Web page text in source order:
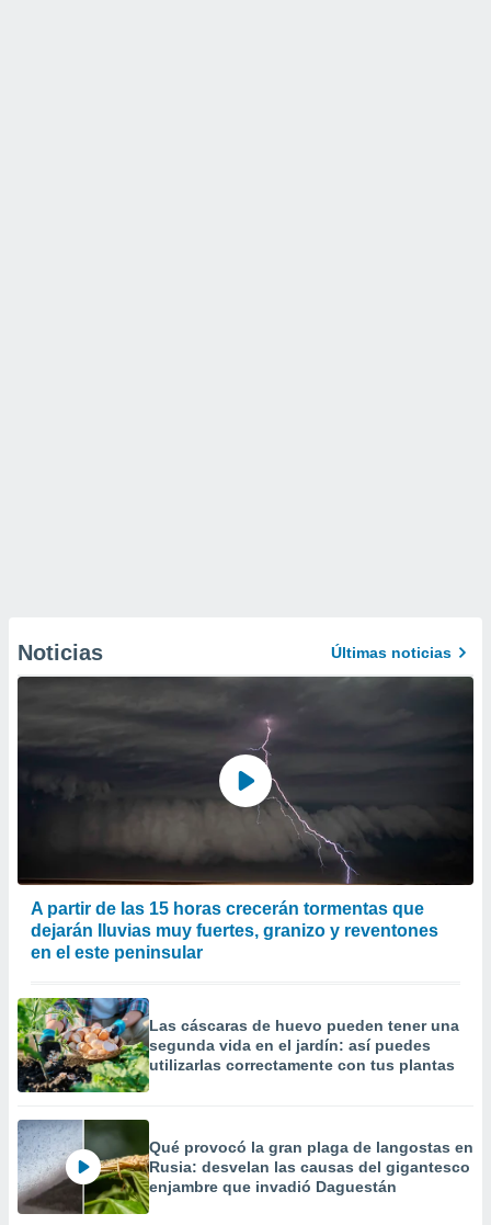
Noticias Últimas noticias
A partir de las 15 horas crecerán tormentas que
dejarán lluvias muy fuertes, granizo y reventones
en el este peninsular
Las cáscaras de huevo pueden tener una
segunda vida en el jardín: así puedes
utilizarlas correctamente con tus plantas
Qué provocó la gran plaga de langostas en
Rusia: desvelan las causas del gigantesco
enjambre que invadió Daguestán